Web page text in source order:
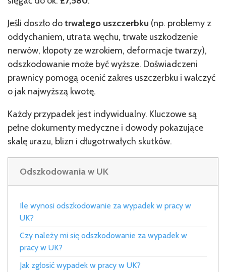
Jeśli doszło dotrwałego uszczerbku (np. problemy z
oddychaniem, utrata węchu, trwałe uszkodzenie
nerwów, kłopoty ze wzrokiem, deformacje twarzy),
odszkodowanie może być wyższe. Doświadczeni
prawnicy pomogą ocenić zakres uszczerbku i walczyć
o jak najwyższą kwotę.
Każdy przypadek jest indywidualny. Kluczowe są
pełne dokumenty medyczne i dowody pokazujące
skalę urazu, blizn i długotrwałych skutków.
Odszkodowania w UK
Ile wynosi odszkodowanie za wypadek w pracy w
UK?
Czy należy mi się odszkodowanie za wypadek w
pracy w UK?
Jak zgłosić wypadek w pracy w UK?